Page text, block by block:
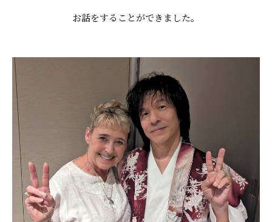
お話をすることができました。